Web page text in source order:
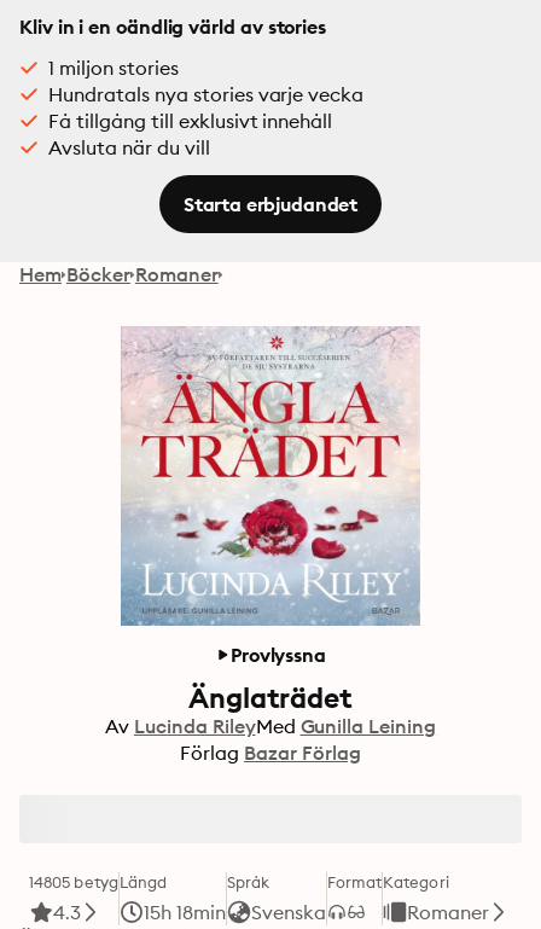
Kliv in i en oändlig värld av stories
1 miljon stories
Hundratals nya stories varje vecka
Få tillgång till exklusivt innehåll
Avsluta när du vill
Starta erbjudandet
Hem Böcker Romaner
Provlyssna
Änglaträdet
Av Lucinda RileyMed Gunilla Leining
Förlag Bazar Förlag
14805 betyg
4.3
Längd
15h 18min
Språk
Svenska
FormatKategori
Romaner